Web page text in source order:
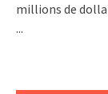
millions de
...